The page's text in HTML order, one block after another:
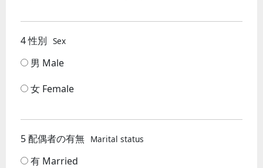
4 性別 Sex
男 Male
女 Female
5 配偶者の有無 Marital status
有 Married